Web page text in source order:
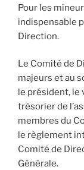
Pour les
indispensable
Direction.
Le Comité de
majeurs et au
le président,
trésorier de
membres du
le règlement
Comité de
Générale.